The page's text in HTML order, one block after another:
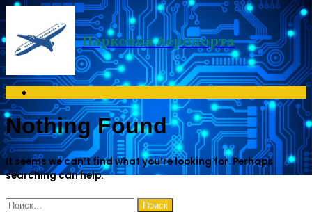
Парковка Аеропорта
Nothing Found
It seems we can’t find what you’re looking for. Perhaps
searching can help.
Найти: